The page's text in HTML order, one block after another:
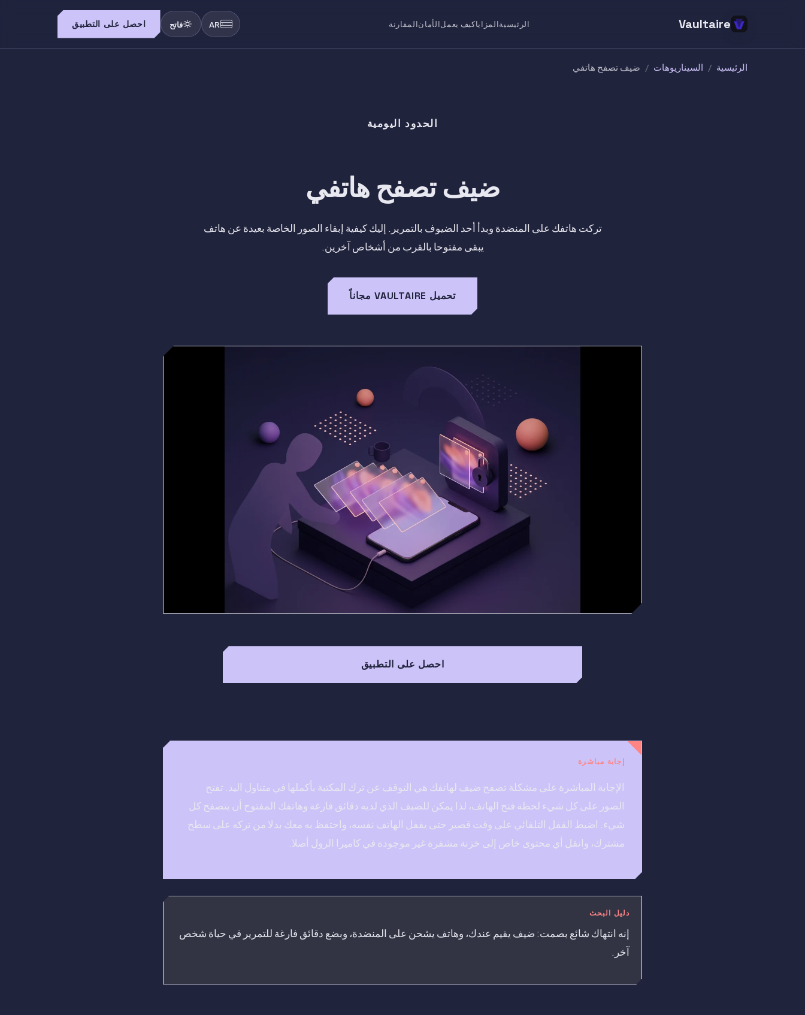
Vaultaire الرئيسيةالمزاياكيف يعملالأمانالمقارنة AR فاتح احصل على التطبيق
الرئيسية / السيناريوهات / ضيف تصفح هاتفي
الحدود اليومية
ضيف تصفح هاتفي
تركت هاتفك على المنضدة وبدأ أحد الضيوف بالتمرير. إليك كيفية إبقاء الصور الخاصة بعيدة عن هاتف
يبقى مفتوحا بالقرب من أشخاص آخرين.
تحميل VAULTAIRE مجاناً
احصل على التطبيق
إجابة مباشرة
الإجابة المباشرة على مشكلة تصفح ضيف لهاتفك هي التوقف عن ترك المكتبة بأكملها في متناول اليد. تفتح
الصور على كل شيء لحظة فتح الهاتف، لذا يمكن للضيف الذي لديه دقائق فارغة وهاتفك المفتوح أن يتصفح كل
شيء. اضبط القفل التلقائي على وقت قصير حتى يقفل الهاتف نفسه، واحتفظ به معك بدلا من تركه على سطح
مشترك، وانقل أي محتوى خاص إلى خزنة مشفرة غير موجودة في كاميرا الرول أصلا.
دليل البحث
إنه انتهاك شائع بصمت: ضيف يقيم عندك، وهاتف يشحن على المنضدة، وبضع دقائق فارغة للتمرير في حياة شخص
آخر.